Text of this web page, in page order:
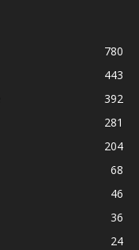
780
443
392
281
204
68
46
36
24